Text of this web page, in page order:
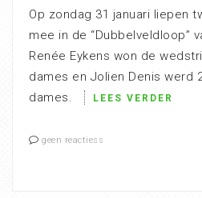
Op zondag 31 januari liepen
mee in de “Dubbelveldloop”
Renée Eykens won de
dames en Jolien Denis werd
dames.
LEES VERDER
geen reactiess